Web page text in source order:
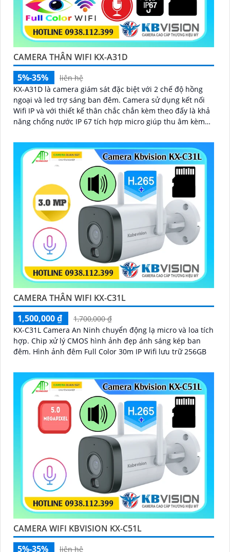
CAMERA THÂN WIFI KX-A31D
5%-35%
liên hệ
KX-A31D là camera giám sát đặc biệt với 2 chế độ hồng
ngoại và led trợ sáng ban đêm. Camera sử dụng kết nối
Wifi IP và với thiết kế thân chắc chắn kèm theo đấy là khả
năng chống nước IP 67 tích hợp micro giúp thu âm kèm
CAMERA THÂN WIFI KX-C31L
1,500,000 ₫
1,700,000 ₫
KX-C31L Camera An Ninh chuyển động lạ micro và loa tích
hợp. Chip xử lý CMOS hình ảnh đẹp ánh sáng kép ban
đêm. Hình ảnh đêm Full Color 30m IP Wifi lưu trữ 256GB
CAMERA WIFI KBVISION KX-C51L
5%-35%
liên hệ